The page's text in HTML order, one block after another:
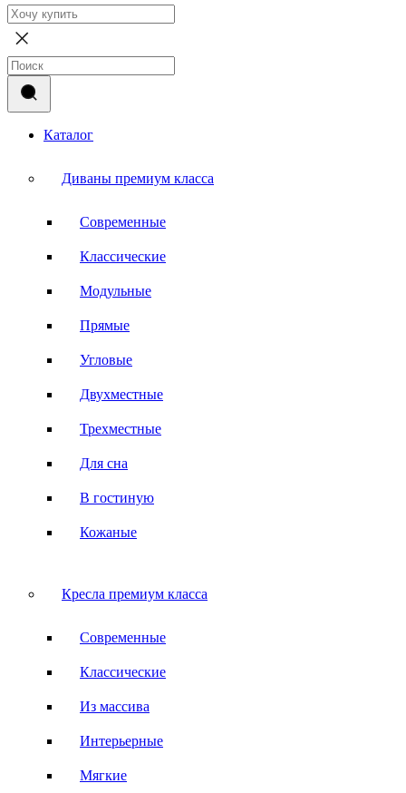
Каталог
Диваны премиум класса
Современные
Классические
Модульные
Прямые
Угловые
Двухместные
Трехместные
Для сна
В гостиную
Кожаные
Кресла премиум класса
Современные
Классические
Из массива
Интерьерные
Мягкие